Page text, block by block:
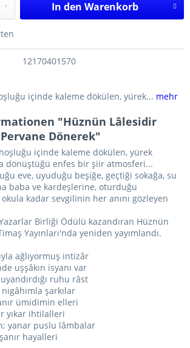
In den Warenkorb
12170401570
içinde kaleme dökülen, yürek... mehr
"Hüznün Lâlesidir
Dönerek"
içinde kaleme dökülen, yürek
dönüştüğü enfes bir şiir atmosferi...
eve, uyuduğu beşiğe, geçtiği sokağa, su
baba ve kardeşlerine, oturduğu
kadar sevgilinin her anını gözleyen
Birliği Ödülü kazandıran Hüznün
Yayınları'nda yeniden yayımlandı.
ağlıyormuş intizâr
uşşâkın isyanı var
ruhu râst
şarkılar
ümidimin elleri
yıkar ihtilalleri
yanar puslu lâmbalar
hayalleri